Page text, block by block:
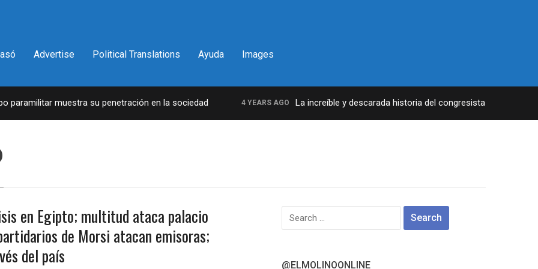
Advertise Political Translations Ayuda Images
muestra su penetración en la sociedad 4 YEARS AGO La increíble y descarada historia del congresista por NY George
en Egipto; multitud ataca palacio
de Morsi atacan emisoras;
del país
Search
for:
@ELMOLINOONLINE